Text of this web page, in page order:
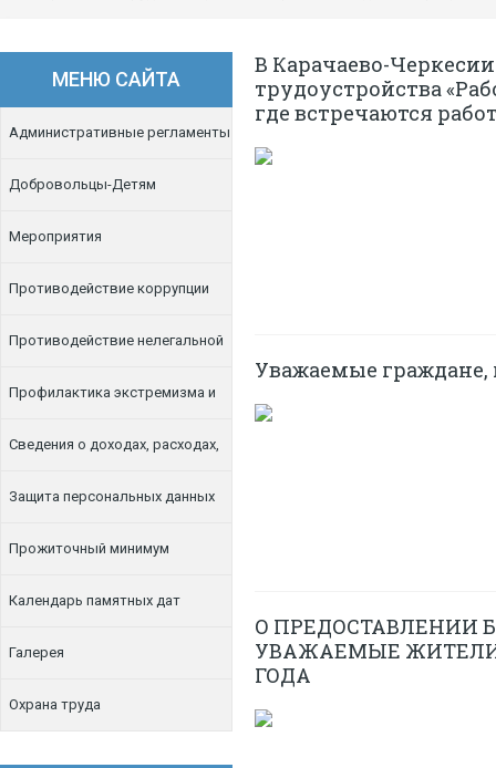
МЕНЮ САЙТА
Административные регламенты
Добровольцы-Детям
Мероприятия
Противодействие коррупции
Противодействие нелегальной
занятости
Профилактика экстремизма и
терроризма
Сведения о доходах, расходах,
об имуществе и обязательствах
имущественного характера
Защита персональных данных
Прожиточный минимум
Календарь памятных дат
Галерея
Охрана труда
В Карачаево-
трудоустройства
где встречаются
Уважаемые граждане,
О
УВАЖАЕМЫЕ ЖИТЕЛИ
ГОДА